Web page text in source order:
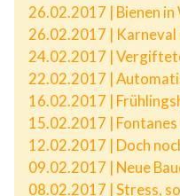
26.02.2017 | Bienen
26.02.2017 | Karneval
24.02.2017 |
22.02.2017 |
16.02.2017 |
15.02.2017 |
12.02.2017 | Doch
09.02.2017 | Neue
08.02.2017 | Stress,